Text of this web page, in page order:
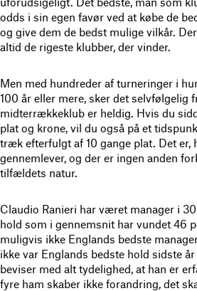
odds i sin egen favør ved at købe de
og give dem de bedst mulige vilkår.
altid de rigeste klubber, der vinder.
Men med hundreder af turneringer i
100 år eller mere, sker det selvfølgelig
midterrækkeklub er heldig. Hvis du
plat og krone, vil du også på et
træk efterfulgt af 10 gange plat. Det er,
gennemlever, og der er ingen anden
tilfældets natur.
Claudio Ranieri har været manager i
hold som i gennemsnit har vundet 46
muligvis ikke Englands bedste
ikke var Englands bedste hold sidste
beviser med alt tydelighed, at han er
fyre ham skaber ikke forandring, det